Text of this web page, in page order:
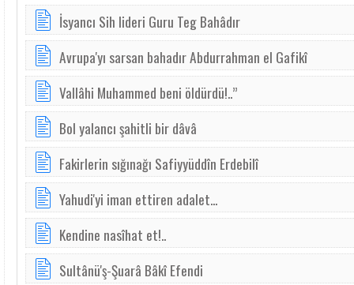
İsyancı Sih lideri Guru Teg Bahâdır
Avrupa'yı sarsan bahadır Abdurrahman el Gafikî
Vallâhi Muhammed beni öldürdü!..”
Bol yalancı şahitli bir dâvâ
Fakirlerin sığınağı Safiyyüddîn Erdebilî
Ya­hu­di'yi i­man et­ti­ren a­da­let...
Kendine nasîhat et!..
Sultânü'ş-Şuarâ Bâkî Efendi